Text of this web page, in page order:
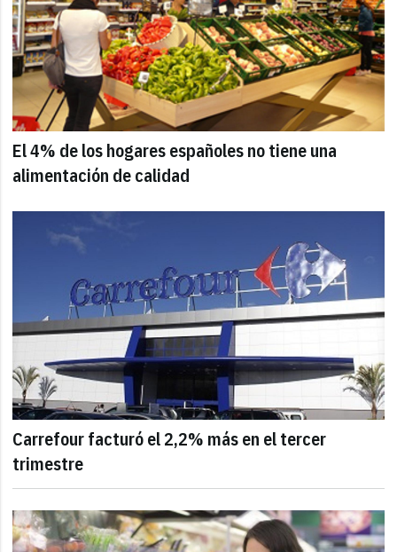
El 4% de los hogares españoles no tiene una
alimentación de calidad
Carrefour facturó el 2,2% más en el tercer
trimestre